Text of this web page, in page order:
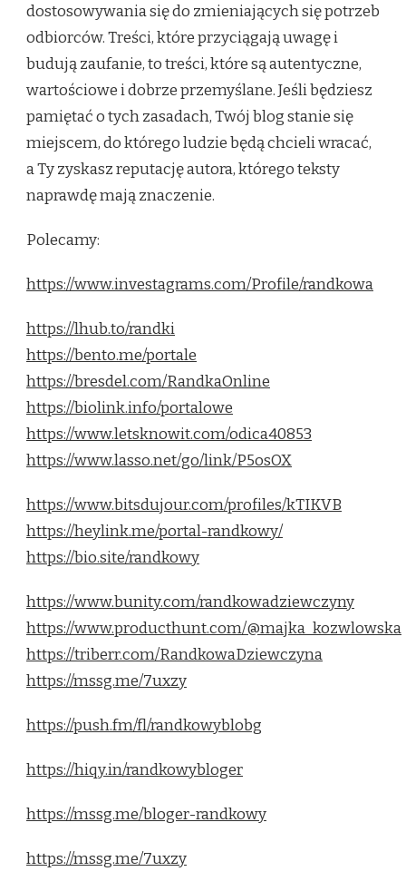
dostosowywania się do zmieniających się potrzeb
odbiorców. Treści, które przyciągają uwagę i
budują zaufanie, to treści, które są autentyczne,
wartościowe i dobrze przemyślane. Jeśli będziesz
pamiętać o tych zasadach, Twój blog stanie się
miejscem, do którego ludzie będą chcieli wracać,
a Ty zyskasz reputację autora, którego teksty
naprawdę mają znaczenie.
Polecamy:
https://www.investagrams.com/Profile/randkowa
https://lhub.to/randki
https://bento.me/portale
https://bresdel.com/RandkaOnline
https://biolink.info/portalowe
https://www.letsknowit.com/odica40853
https://www.lasso.net/go/link/P5osOX
https://www.bitsdujour.com/profiles/kTIKVB
https://heylink.me/portal-randkowy/
https://bio.site/randkowy
https://www.bunity.com/randkowadziewczyny
https://www.producthunt.com/@majka_kozwlowska
https://triberr.com/RandkowaDziewczyna
https://mssg.me/7uxzy
https://push.fm/fl/randkowyblobg
https://hiqy.in/randkowybloger
https://mssg.me/bloger-randkowy
https://mssg.me/7uxzy